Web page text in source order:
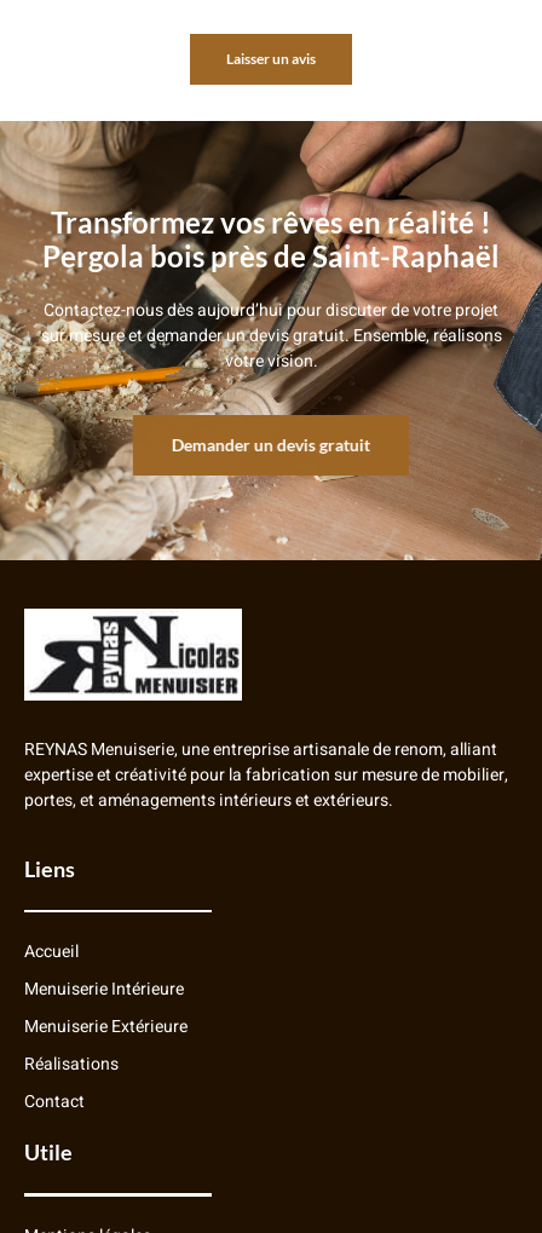
Laisser un avis
Transformez vos rêves en réalité !
Pergola bois près de Saint-Raphaël
Contactez-nous dès aujourd’hui pour discuter de votre projet
sur mesure et demander un devis gratuit. Ensemble, réalisons
votre vision.
Demander un devis gratuit
REYNAS Menuiserie, une entreprise artisanale de renom, alliant
expertise et créativité pour la fabrication sur mesure de mobilier,
portes, et aménagements intérieurs et extérieurs.
Liens
Accueil
Menuiserie Intérieure
Menuiserie Extérieure
Réalisations
Contact
Utile